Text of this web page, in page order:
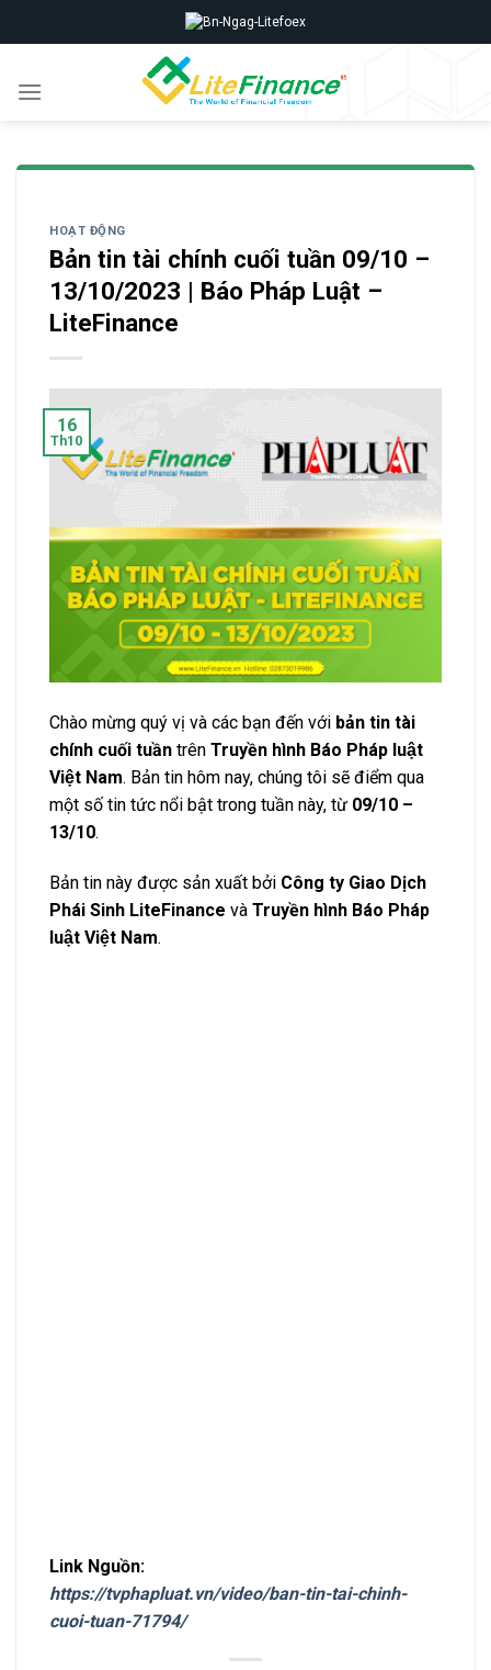
to
HOẠT ĐỘNG
Bản tin tài chính cuối tuần 09/10 –
13/10/2023 | Báo Pháp Luật –
LiteFinance
16
Th10
Chào mừng quý vị và các bạn đến với bản tin tài
chính cuối tuần trên Truyền hình Báo Pháp luật
Việt Nam. Bản tin hôm nay, chúng tôi sẽ điểm qua
một số tin tức nổi bật trong tuần này, từ 09/10 –
13/10.
Bản tin này được sản xuất bởi Công ty Giao Dịch
Phái Sinh LiteFinance và Truyền hình Báo Pháp
luật Việt Nam.
Link Nguồn:
https://tvphapluat.vn/video/ban-tin-tai-chinh-
cuoi-tuan-71794/